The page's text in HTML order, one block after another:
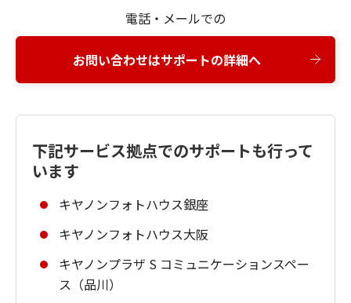
電話・メールでの
お問い合わせはサポートの詳細へ
下記サービス拠点でのサポートも行って
います
キヤノンフォトハウス銀座
キヤノンフォトハウス大阪
キヤノンプラザ S コミュニケーションスペー
ス（品川）